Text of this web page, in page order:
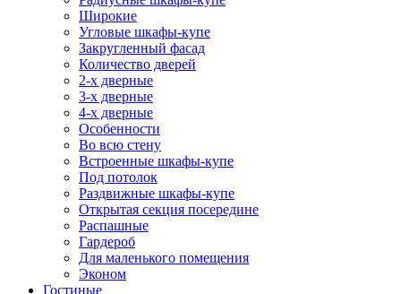
Широкие
Угловые шкафы-купе
Закругленный фасад
Количество дверей
2-х дверные
3-х дверные
4-х дверные
Особенности
Во всю стену
Встроенные шкафы-купе
Под потолок
Раздвижные шкафы-купе
Открытая секция посередине
Распашные
Гардероб
Для маленького помещения
Эконом
Гостиные